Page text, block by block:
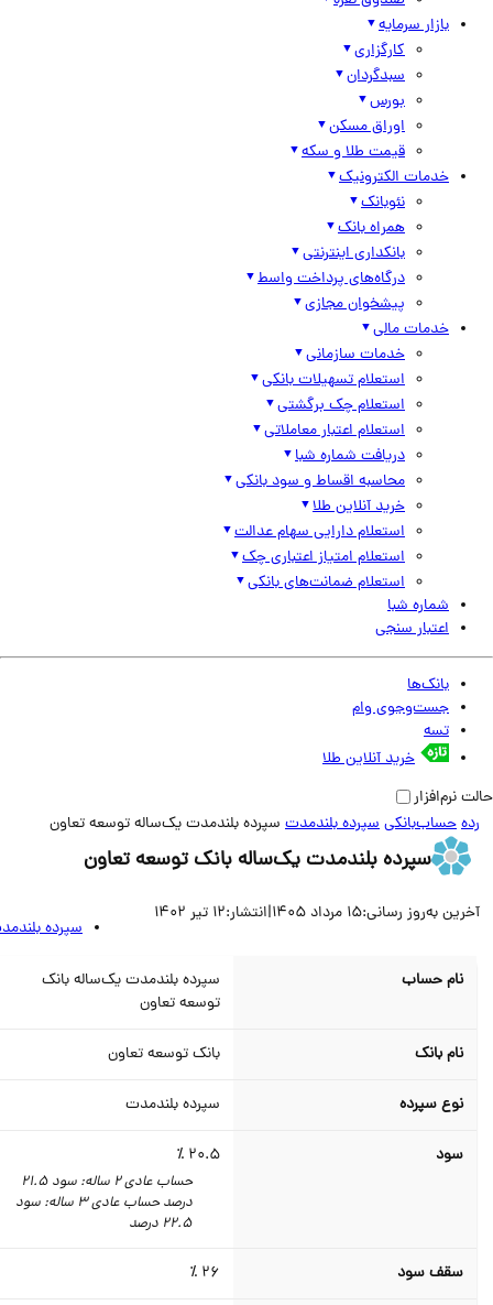
بازار سرمایه
کارگزاری
سبدگردان
بورس
اوراق مسکن
قیمت طلا و سکه
خدمات الکترونیک
نئوبانک
همراه بانک
بانکداری اینترنتی
درگاه‌های پرداخت واسط
پیشخوان مجازی
خدمات مالی
خدمات سازمانی
استعلام تسهیلات بانکی
استعلام چک برگشتی
استعلام اعتبار معاملاتی
دریافت شماره شبا
محاسبه اقساط و سود بانکی
خرید آنلاین طلا
استعلام دارایی سهام عدالت
استعلام امتیاز اعتباری چک
استعلام ضمانت‌های بانکی
شماره شبا
اعتبار سنجی
بانک‌ها
جست‌وجوی وام
تسه
خرید آنلاین طلا
حساب‌بانکیسپرده بلندمدتسپرده بلند‌مدت یک‌ساله توسعه تعاون
سپرده بلند‌مدت یک‌ساله بانک توسعه تعاون
به‌روز رسانی:15 مرداد 1405 |انتشار:12 تیر 1402
سپرده بلندمدت
نام حساب
سپرده بلند‌مدت یک‌ساله بانک
توسعه تعاون
نام بانک بانک توسعه تعاون
نوع سپرده سپرده بلندمدت
سود 20.5 ٪
حساب عادی 2 ساله: سود 21.5
درصد حساب عادی 3 ساله: سود
22.5 درصد
سقف سود